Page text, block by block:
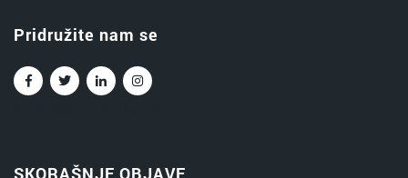
Pridružite nam se
SKORAŠNJE OBJAVE